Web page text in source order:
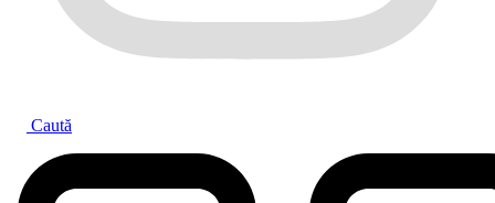
Caută